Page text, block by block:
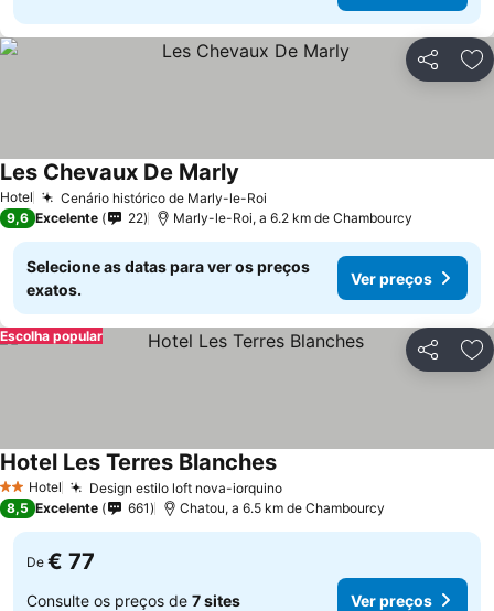
Partilhar
Hotel Cenário histórico de Marly-le-Roi
Les Chevaux De Marly
9,6 Excelente 22 Marly-le-Roi, a 6.2 km de Chambourcy
Selecione as datas para ver os preços
exatos.
Ver preços
Partilhar
Escolha popular
2 Estrelas
Hotel Design estilo loft nova-iorquinoVer preços
Hotel Les Terres BlanchesVer preços
8,5 Excelente 661 Chatou, a 6.5 km de Chambourcy
De € 77
Consulte os preços de 7 sites Ver preços